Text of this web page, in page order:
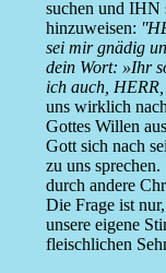
suchen und IHN
hinzuweisen:
sei mir gnädig
dein Wort: »Ihr
ich auch,
uns wirklich
Gottes Willen
Gott sich nach
zu uns
durch andere
Die Frage ist
unsere eigene
fleischlichen